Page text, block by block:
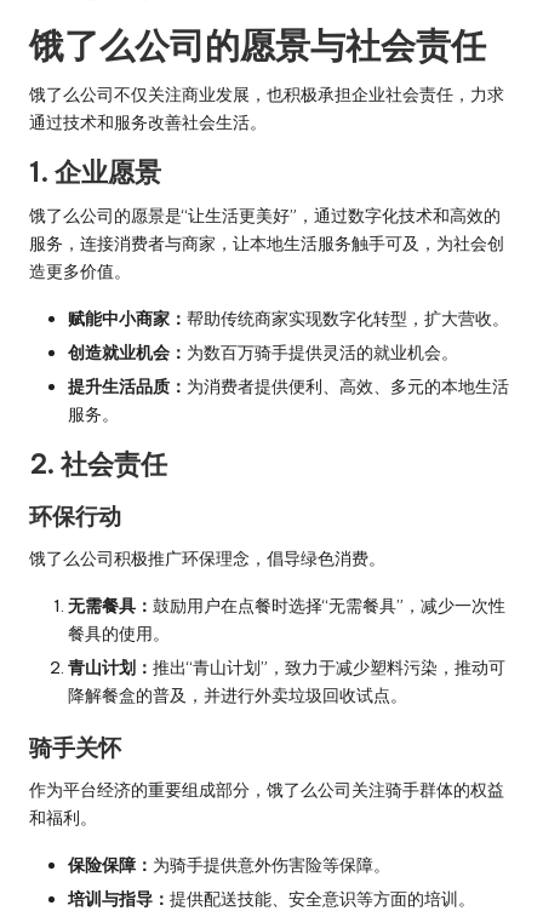
饿了么公司的愿景与社会责任
饿了么公司不仅关注商业发展，也积极承担企业社会责任，力求
通过技术和服务改善社会生活。
1. 企业愿景
饿了么公司的愿景是“让生活更美好”，通过数字化技术和高效的
服务，连接消费者与商家，让本地生活服务触手可及，为社会创
造更多价值。
赋能中小商家： 帮助传统商家实现数字化转型，扩大营收。
创造就业机会： 为数百万骑手提供灵活的就业机会。
提升生活品质： 为消费者提供便利、高效、多元的本地生活
服务。
2. 社会责任
环保行动
饿了么公司积极推广环保理念，倡导绿色消费。
无需餐具： 鼓励用户在点餐时选择“无需餐具”，减少一次性
餐具的使用。
青山计划： 推出“青山计划”，致力于减少塑料污染，推动可
降解餐盒的普及，并进行外卖垃圾回收试点。
骑手关怀
作为平台经济的重要组成部分，饿了么公司关注骑手群体的权益
和福利。
保险保障： 为骑手提供意外伤害险等保障。
培训与指导： 提供配送技能、安全意识等方面的培训。